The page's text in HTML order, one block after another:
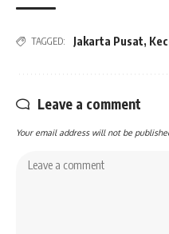
TAGGED: Jakarta Pusat,
Leave a comment
Your email address will not be